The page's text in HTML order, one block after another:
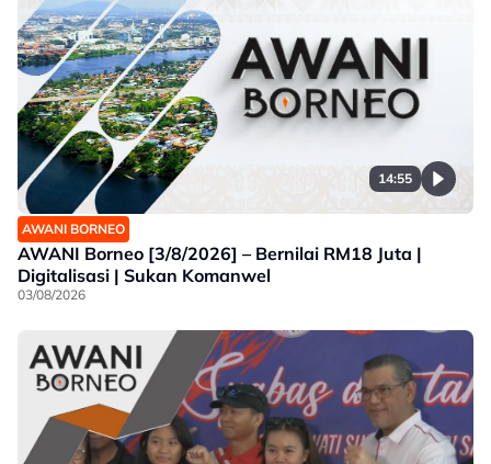
14:55
AWANI BORNEO
AWANI Borneo [3/8/2026] – Bernilai RM18 Juta |
Digitalisasi | Sukan Komanwel
03/08/2026